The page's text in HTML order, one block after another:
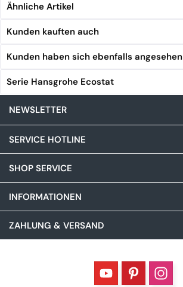
Ähnliche Artikel
Kunden kauften auch
Kunden haben sich ebenfalls angesehen
Serie Hansgrohe Ecostat
NEWSLETTER
SERVICE HOTLINE
SHOP SERVICE
INFORMATIONEN
ZAHLUNG & VERSAND